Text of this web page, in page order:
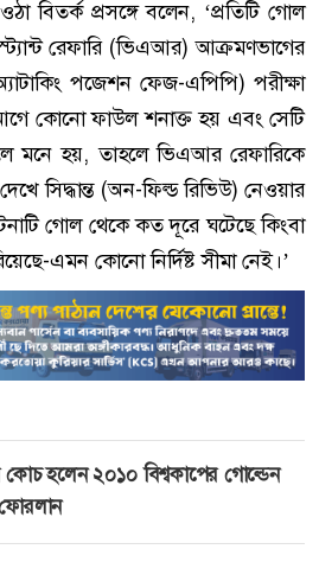
বিতর্ক প্রসঙ্গে বলেন, ‘প্রতিটি গোল
রেফারি (ভিএআর) আক্রমণভাগের
পজেশন ফেজ-এপিপি) পরীক্ষা
কোনো ফাউল শনাক্ত হয় এবং সেটি
মনে হয়, তাহলে ভিএআর রেফারিকে
সিদ্ধান্ত (অন-ফিল্ড রিভিউ) নেওয়ার
গোল থেকে কত দূরে ঘটেছে কিংবা
এমন কোনো নির্দিষ্ট সীমা নেই।’
হলেন ২০১০ বিশ্বকাপের গোল্ডেন